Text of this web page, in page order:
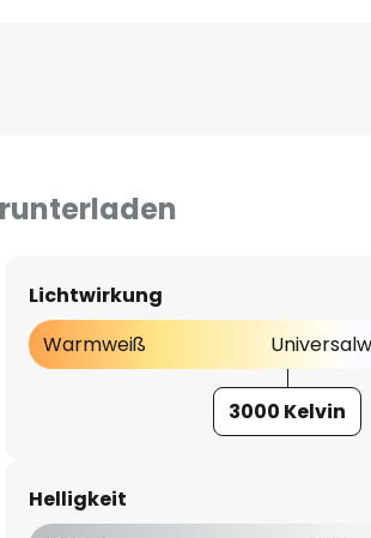
Lichtwirkung
Warmweiß
3000 Kelvin
Helligkeit